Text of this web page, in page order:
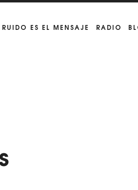
RUIDO ES EL MENSAJE RADIO